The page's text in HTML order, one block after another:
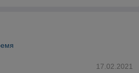
17.02.2021